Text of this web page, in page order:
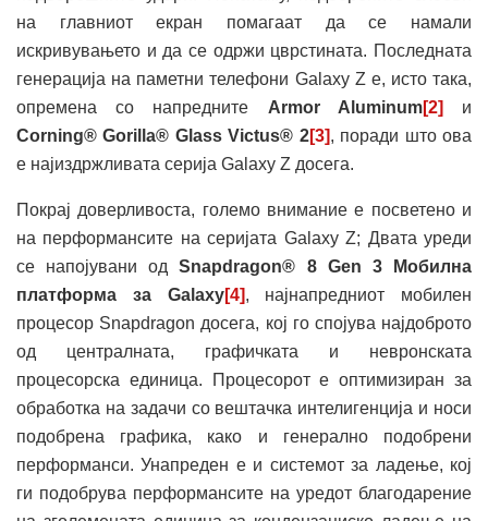
на главниот екран помагаат да се намали
искривувањето и да се одржи цврстината. Последната
генерација на паметни телефони Galaxy Z е, исто така,
опремена со напредните Armor Aluminum[2]
и
Corning® Gorilla® Glass Victus® 2[3], поради што ова
е најиздржливата серија Galaxy Z досега.
Покрај доверливоста, големо внимание е посветено и
на перформансите на серијата Galaxy Z; Двата уреди
се напојувани одSnapdragon® 8 Gen 3
Мобилна
платформа за Galaxy[4], најнапредниот мобилен
процесор Snapdragon досега, кој го спојува најдоброто
од централната, графичката и невронската
процесорска единица. Процесорот е оптимизиран за
обработка на задачи со вештачка интелигенција и носи
подобрена графика, како и генерално подобрени
перформанси. Унапреден е и системот за ладење, кој
ги подобрува перформансите на уредот благодарение